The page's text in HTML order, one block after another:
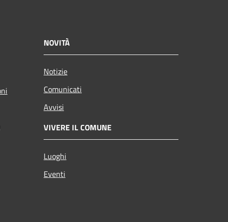
NOVITÀ
Notizie
Comunicati
Avvisi
VIVERE IL COMUNE
Luoghi
Eventi